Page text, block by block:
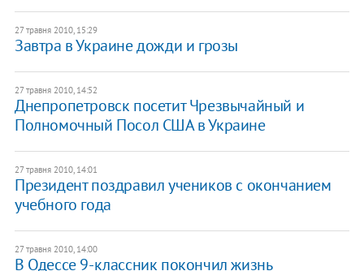
27 травня 2010, 15:29
Завтра в Украине дожди и грозы
27 травня 2010, 14:52
Днепропетровск посетит Чрезвычайный и
Полномочный Посол США в Украине
27 травня 2010, 14:01
Президент поздравил учеников с окончанием
учебного года
27 травня 2010, 14:00
В Одессе 9-классник покончил жизнь